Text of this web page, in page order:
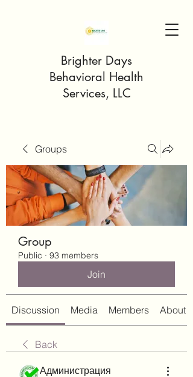
Brighter Days
Behavioral Health
Services, LLC
Groups
Group
Public · 93 members
Join
Discussion Media Members About
Back
Администрация